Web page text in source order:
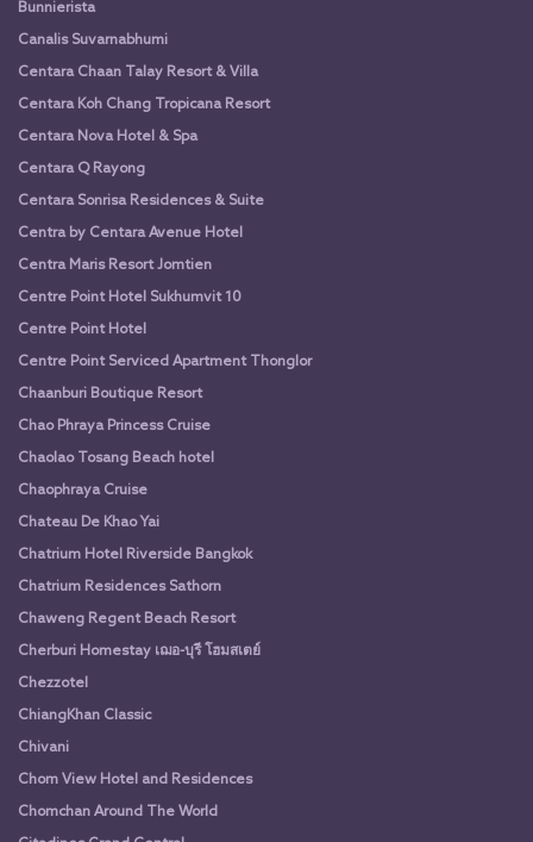
Bunnierista
Canalis Suvarnabhumi
Centara Chaan Talay Resort & Villa
Centara Koh Chang Tropicana Resort
Centara Nova Hotel & Spa
Centara Q Rayong
Centara Sonrisa Residences & Suite
Centra by Centara Avenue Hotel
Centra Maris Resort Jomtien
Centre Point Hotel Sukhumvit 10
Centre Point Hotel
Centre Point Serviced Apartment Thonglor
Chaanburi Boutique Resort
Chao Phraya Princess Cruise
Chaolao Tosang Beach hotel
Chaophraya Cruise
Chateau De Khao Yai
Chatrium Hotel Riverside Bangkok
Chatrium Residences Sathorn
Chaweng Regent Beach Resort
Cherburi Homestay เฌอ-บุรี โฮมสเตย์
Chezzotel
ChiangKhan Classic
Chivani
Chom View Hotel and Residences
Chomchan Around The World